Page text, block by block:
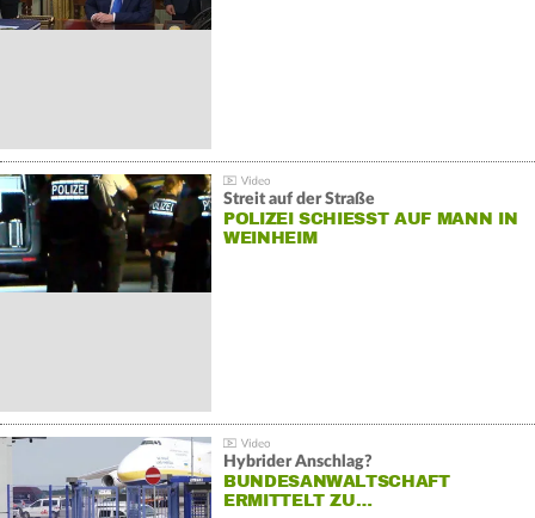
Streit auf der Straße
POLIZEI SCHIESST AUF MANN IN W
EINHEIM
Hybrider Anschlag?
BUNDESANWALTSCHAFT
ERMITTELT ZU…